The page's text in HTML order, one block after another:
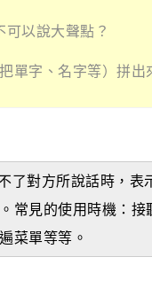
可以說大聲點？
單字、名字等）拼出
了對方所說話時，表
常見的使用時機：
菜單等等。